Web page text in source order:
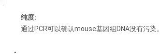
纯度:
通过PCR可以确认mouse基因组DNA没有污染。